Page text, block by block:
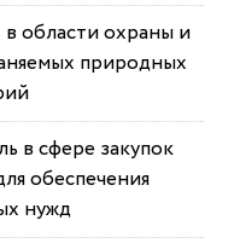
области охраны и
природных
в сфере закупок
обеспечения
нужд